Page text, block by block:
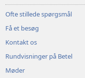
Ofte stillede spørgsmål
Få et besøg
Kontakt os
Rundvisninger på Betel
Møder